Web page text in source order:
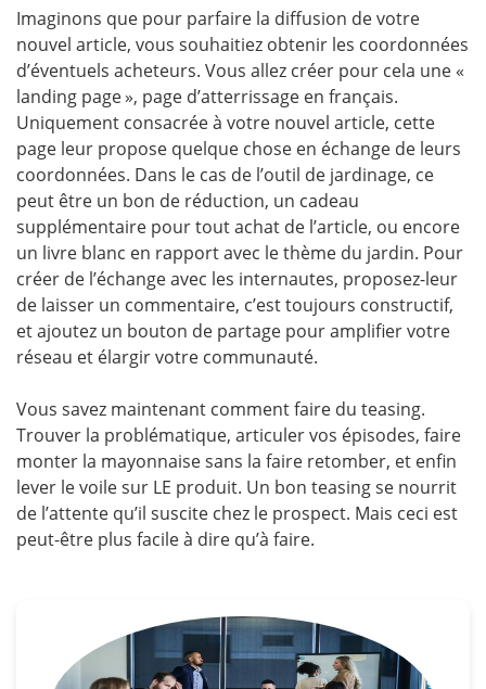
Imaginons que pour parfaire la diffusion de votre
nouvel article, vous souhaitiez obtenir les coordonnées
d’éventuels acheteurs. Vous allez créer pour cela une «
landing page », page d’atterrissage en français.
Uniquement consacrée à votre nouvel article, cette
page leur propose quelque chose en échange de leurs
coordonnées. Dans le cas de l’outil de jardinage, ce
peut être un bon de réduction, un cadeau
supplémentaire pour tout achat de l’article, ou encore
un livre blanc en rapport avec le thème du jardin. Pour
créer de l’échange avec les internautes, proposez-leur
de laisser un commentaire, c’est toujours constructif,
et ajoutez un bouton de partage pour amplifier votre
réseau et élargir votre communauté.
Vous savez maintenant comment faire du teasing.
Trouver la problématique, articuler vos épisodes, faire
monter la mayonnaise sans la faire retomber, et enfin
lever le voile sur LE produit. Un bon teasing se nourrit
de l’attente qu’il suscite chez le prospect. Mais ceci est
peut-être plus facile à dire qu’à faire.